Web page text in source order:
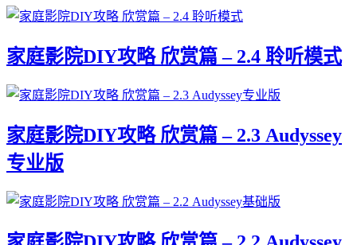
家庭影院DIY攻略 欣赏篇 – 2.4 聆听模式
家庭影院DIY攻略 欣赏篇 – 2.3 Audyssey
专业版